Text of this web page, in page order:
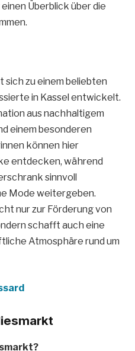
Überblick über die
sich zu einem beliebten
in Kassel entwickelt.
aus nachhaltigem
einem besonderen
können hier
entdecken, während
sinnvoll
Mode weitergeben.
nur zur Förderung von
schafft auch eine
Atmosphäre rund um